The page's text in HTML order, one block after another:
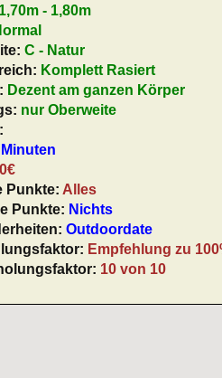
1,70m - 1,80m
C - Natur
Komplett Rasiert
Dezent am ganzen Körper
nur Oberweite
Punkte: Alles
Punkte: Nichts
Outdoordate
Empfehlung zu
10 von 10